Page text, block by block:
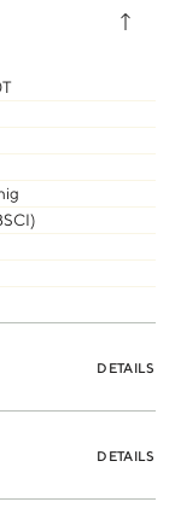
DETAILS
DETAILS